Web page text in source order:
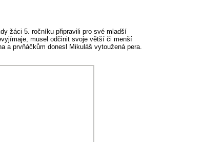
žáci 5. ročníku připravili pro své mladší
musel odčinit svoje větší či menší
a prvňáčkům donesl Mikuláš vytoužená pera.